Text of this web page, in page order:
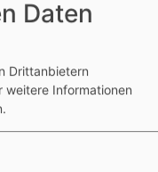
Daten
Drittanbietern
weitere Informationen